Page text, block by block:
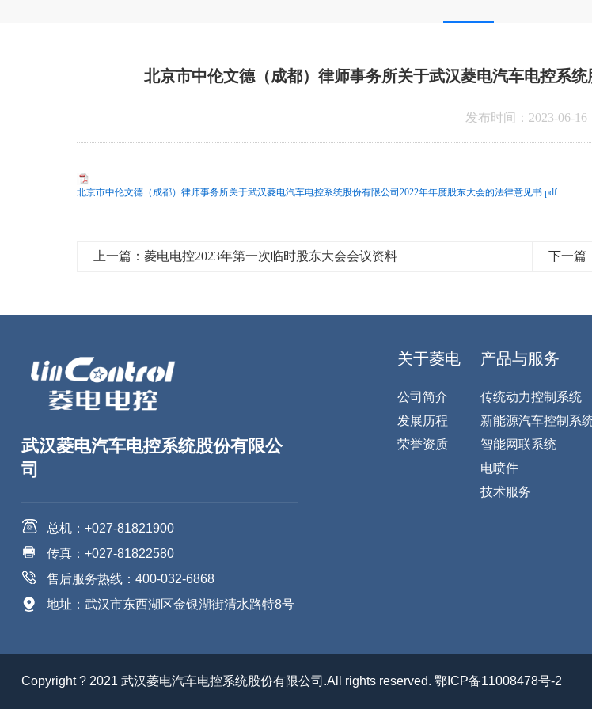
北京市中伦文德（成都）律师事务所关于武汉菱电汽车电控系
发布时间：2023-06-16
北京市中伦文德（成都）律师事务所关于武汉菱电汽车电控系统股份有限公司2022年年度股东大会的法律意见书.pdf
上一篇：菱电电控2023年第一次临时股东大会会议资料 下一篇
武汉菱电汽车电控系统股份有限公
司
总机：+027-81821900
传真：+027-81822580
售后服务热线：400-032-6868
地址：武汉市东西湖区金银湖街清水路特8号
关于菱电
公司简介
发展历程
荣誉资质
产品与服务
传统动力控制系统
新能源汽车控制系
智能网联系统
电喷件
技术服务
Copyright ? 2021 武汉菱电汽车电控系统股份有限公司.All rights reserved. 鄂ICP备11008478号-2